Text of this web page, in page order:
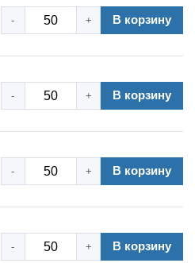
- + В корзину
- + В корзину
- + В корзину
- + В корзину